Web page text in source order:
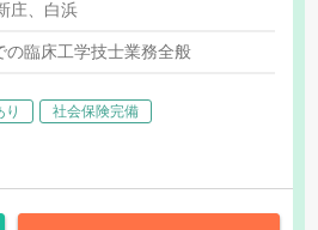
庄、白浜
の臨床工学技士業務全般
り
社会保険完備